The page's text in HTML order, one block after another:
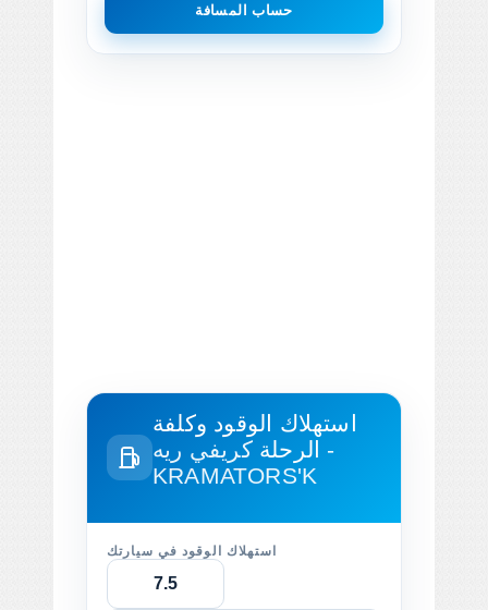
حساب المسافة
استهلاك الوقود وكلفة
الرحلةكريفي ريه -
KRAMATORS'K
استهلاك الوقود في سيارتك